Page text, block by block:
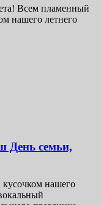
Всем пламенный
нашего летнего
День семьи,
кусочком нашего